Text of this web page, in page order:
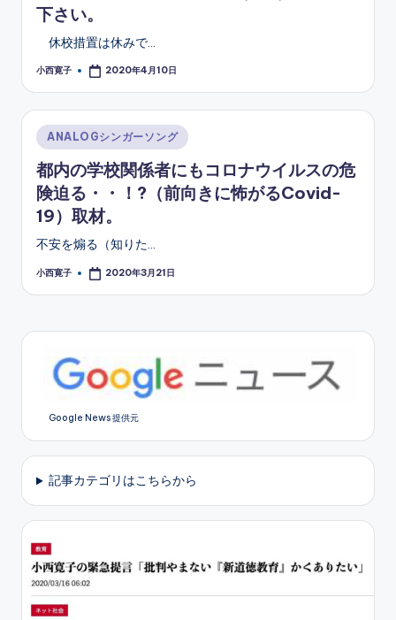
下さい。
休校措置は休みで…
Posted
小西寛子 2020年4月10日
Posted
in
ANALOGシンガーソング
都内の学校関係者にもコロナウイルスの危
険迫る・・！?（前向きに怖がるCovid-
19）取材。
不安を煽る（知りた…
Posted
小西寛子 2020年3月21日
Google News 提供元
記事カテゴリはこちらから